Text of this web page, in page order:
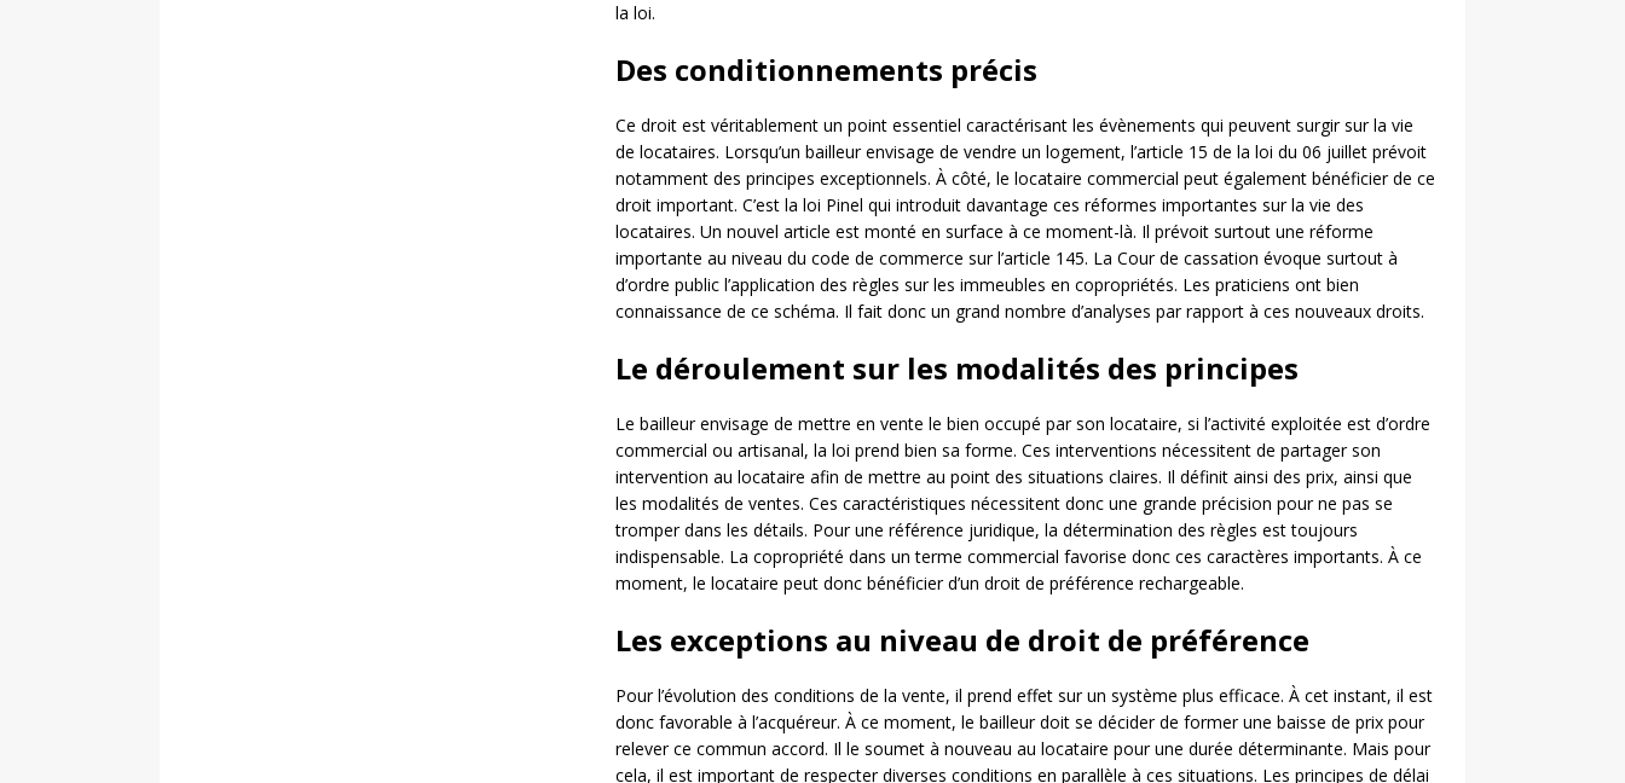
la loi.
Des conditionnements précis
Ce droit est véritablement un point essentiel caractérisant les évènements qui peuvent surgir sur la vie
de locataires. Lorsqu’un bailleur envisage de vendre un logement, l’article 15 de la loi du 06 juillet prévoit
notamment des principes exceptionnels. À côté, le locataire commercial peut également bénéficier de ce
droit important. C’est la loi Pinel qui introduit davantage ces réformes importantes sur la vie des
locataires. Un nouvel article est monté en surface à ce moment-là. Il prévoit surtout une réforme
importante au niveau du code de commerce sur l’article 145. La Cour de cassation évoque surtout à
d’ordre public l’application des règles sur les immeubles en copropriétés. Les praticiens ont bien
connaissance de ce schéma. Il fait donc un grand nombre d’analyses par rapport à ces nouveaux droits.
Le déroulement sur les modalités des principes
Le bailleur envisage de mettre en vente le bien occupé par son locataire, si l’activité exploitée est d’ordre
commercial ou artisanal, la loi prend bien sa forme. Ces interventions nécessitent de partager son
intervention au locataire afin de mettre au point des situations claires. Il définit ainsi des prix, ainsi que
les modalités de ventes. Ces caractéristiques nécessitent donc une grande précision pour ne pas se
tromper dans les détails. Pour une référence juridique, la détermination des règles est toujours
indispensable. La copropriété dans un terme commercial favorise donc ces caractères importants. À ce
moment, le locataire peut donc bénéficier d’un droit de préférence rechargeable.
Les exceptions au niveau de droit de préférence
Pour l’évolution des conditions de la vente, il prend effet sur un système plus efficace. À cet instant, il est
donc favorable à l’acquéreur. À ce moment, le bailleur doit se décider de former une baisse de prix pour
relever ce commun accord. Il le soumet à nouveau au locataire pour une durée déterminante. Mais pour
cela, il est important de respecter diverses conditions en parallèle à ces situations. Les principes de délai